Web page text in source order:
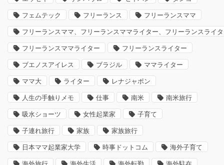
フェムテック フリーランス フリーランスママ
フリーランスママ、フリーランスママライター、フリーランスライ
フリーランスママライター フリーランスライター
ブエノスアイレス ブラジル ママライター
ママ大 ライター レナジャポン
人生の手触りメモ 仕事 南米 南米旅行
吸水ショーツ 女性起業家 子育て
子連れ旅行 家族 家族旅行
日本ママ起業家大学 時事ドットコム 海外子育て